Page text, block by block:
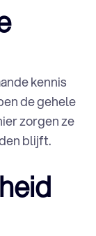
kennis
de gehele
zorgen ze
blijft.